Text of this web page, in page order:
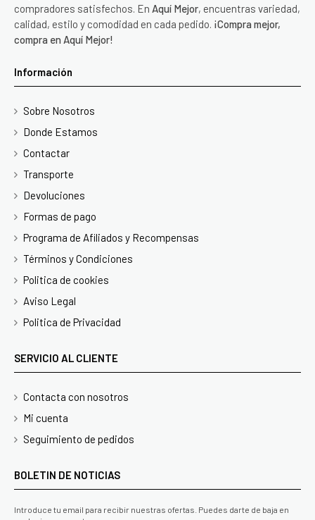
compradores satisfechos. En Aquí Mejor, encuentras variedad,
calidad, estilo y comodidad en cada pedido. ¡Compra mejor,
compra en Aquí Mejor!
Información
Sobre Nosotros
Donde Estamos
Contactar
Transporte
Devoluciones
Formas de pago
Programa de Afiliados y Recompensas
Términos y Condiciones
Politica de cookies
Aviso Legal
Politica de Privacidad
SERVICIO AL CLIENTE
Contacta con nosotros
Mi cuenta
Seguimiento de pedidos
BOLETIN DE NOTICIAS
Introduce tu email para recibir nuestras ofertas. Puedes darte de baja en